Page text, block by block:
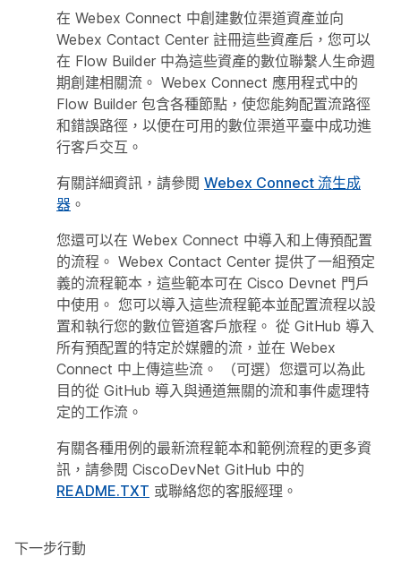
在 Webex Connect 中創建數位渠道資產並向
Webex Contact Center 註冊這些資產后，您可以
在 Flow Builder 中為這些資產的數位聯繫人生命週
期創建相關流。 Webex Connect 應用程式中的
Flow Builder 包含各種節點，使您能夠配置流路徑
和錯誤路徑，以便在可用的數位渠道平臺中成功進
行客戶交互。
有關詳細資訊，請參閱 Webex Connect 流生成
器 。
您還可以在 Webex Connect 中導入和上傳預配置
的流程。 Webex Contact Center 提供了一組預定
義的流程範本，這些範本可在 Cisco Devnet 門戶
中使用。 您可以導入這些流程範本並配置流程以設
置和執行您的數位管道客戶旅程。 從 GitHub 導入
所有預配置的特定於媒體的流，並在 Webex
Connect 中上傳這些流。 （可選）您還可以為此
目的從 GitHub 導入與通道無關的流和事件處理特
定的工作流。
有關各種用例的最新流程範本和範例流程的更多資
訊，請參閱 CiscoDevNet GitHub 中的
README.TXT 或聯絡您的客服經理。
下一步行動